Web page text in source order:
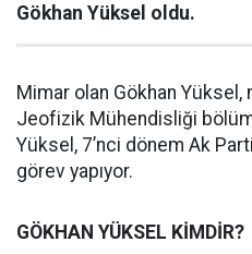
Gökhan Yüksel oldu.
Mimar olan Gökhan Yüksel,
Jeofizik Mühendisliği
Yüksel, 7’nci dönem Ak
görev yapıyor.
GÖKHAN YÜKSEL KİMDİR?